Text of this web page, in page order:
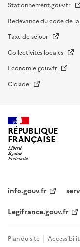
Stationnement.gouv.fr
Redevance du code de
Taxe de séjour
Collectivités locales
Economie.gouv.fr
Ciclade
RÉPUBLIQUE
FRANÇAISE
institutionnel
info.gouv.fr
Legifrance.gouv.fr
Menu
Plan du site